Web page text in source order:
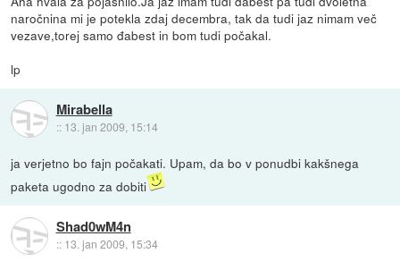
naročnina mi je potekla zdaj decembra, tak da tudi jaz nimam več
vezave,torej samo đabest in bom tudi počakal.
lp
Mirabella
:: 13. jan 2009, 15:14
ja verjetno bo fajn počakati. Upam, da bo v ponudbi kakšnega
paketa ugodno za dobiti
Shad0wM4n
:: 13. jan 2009, 15:34